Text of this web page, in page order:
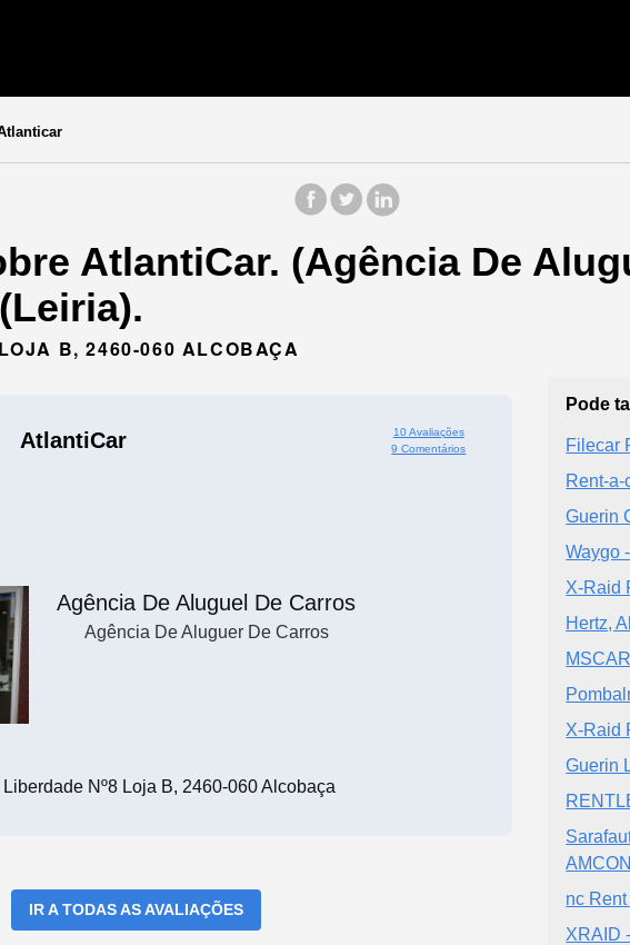
AtlantiCar. (Agência De
B, 2460-060 ALCOBAÇA
AtlantiCar
10 Avaliações
9 Comentários
Agência De Aluguel De Carros
Agência De Aluguer De Carros
Nº8 Loja B, 2460-060 Alcobaça
IR A TODAS AS AVALIAÇÕES
Pode
Filecar
Rent-a-
Guerin
Waygo
X-Raid
Hertz,
X-Raid
Guerin
nc
XRAID